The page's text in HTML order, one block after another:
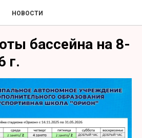
НОВОСТИ
бассейна на 8-
г.